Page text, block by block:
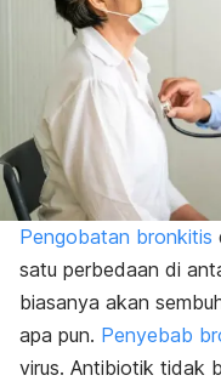
Pengobatan bronkitis
satu perbedaan di
biasanya akan
apa pun. Penyebab
virus. Antibiotik tidak